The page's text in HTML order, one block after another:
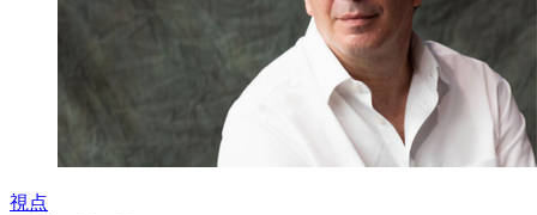
視点